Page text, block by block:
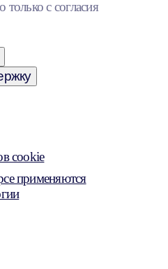
с согласия
cookie
применяются